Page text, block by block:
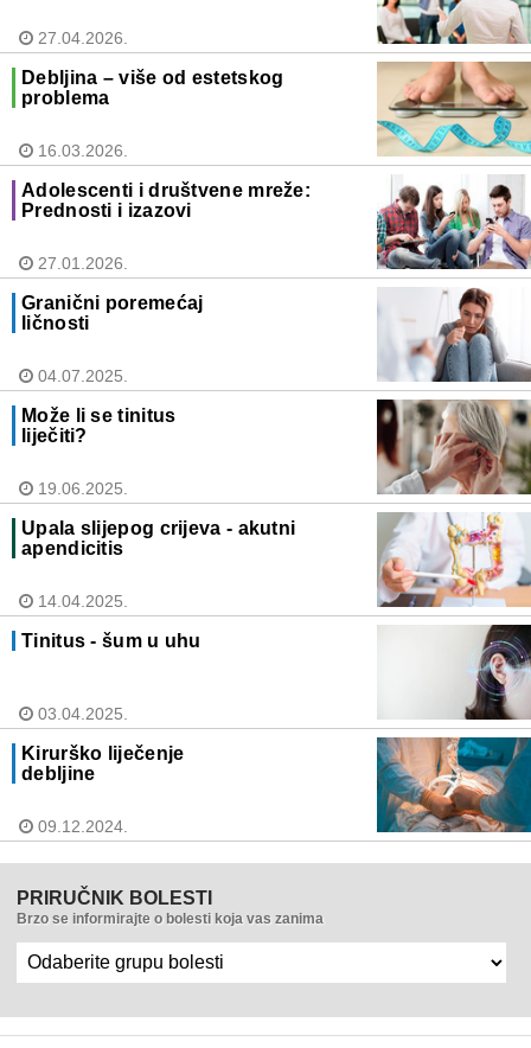
27.04.2026.
Debljina – više od estetskog
problema
16.03.2026.
Adolescenti i društvene mreže:
Prednosti i izazovi
27.01.2026.
Granični poremećaj
ličnosti
04.07.2025.
Može li se tinitus
liječiti?
19.06.2025.
Upala slijepog crijeva - akutni
apendicitis
14.04.2025.
Tinitus - šum u uhu
03.04.2025.
Kirurško liječenje
debljine
09.12.2024.
PRIRUČNIK BOLESTI
Brzo se informirajte o bolesti koja vas zanima